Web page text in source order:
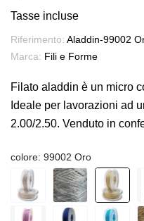
Tasse incluse
Riferimento: Aladdin-99002
Marca: Fili e Forme
Filato aladdin è un micro
Ideale per lavorazioni ad
2.00/2.50. Venduto in
colore: 99002 Oro